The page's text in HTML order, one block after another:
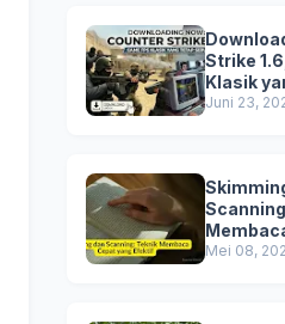
Strike
Klasik
Juni 23,
Efektif
Mei 08,